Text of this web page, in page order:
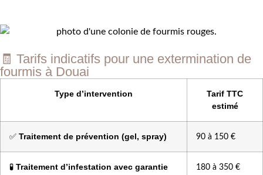
🧾 Tarifs indicatifs pour une extermination de
fourmis à Douai
Type d’intervention
Tarif TTC
estimé
✅ Traitement de prévention (gel, spray) 90 à 150 €
🧪 Traitement d’infestation avec garantie 180 à 350 €